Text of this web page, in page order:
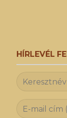
HÍRLEVÉL